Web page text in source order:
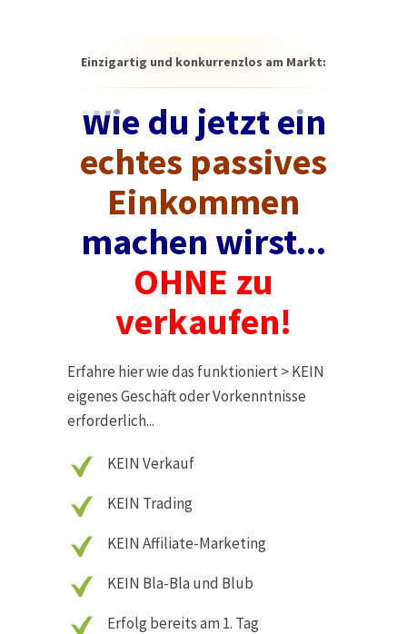
Einzigartig und konkurrenzlos am Markt:
Wie du jetzt ein
echtes passives
Einkommen
machen wirst...
OHNE zu
verkaufen!
Erfahre hier wie das funktioniert > KEIN
eigenes Geschäft oder Vorkenntnisse
erforderlich...
KEIN Verkauf
KEIN Trading
KEIN Affiliate-Marketing
KEIN Bla-Bla und Blub
Erfolg bereits am 1. Tag